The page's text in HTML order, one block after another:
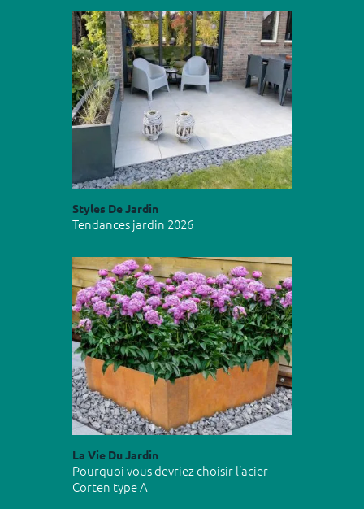
Styles De Jardin
Tendances jardin 2026
La Vie Du Jardin
Pourquoi vous devriez choisir l’acier
Corten type A